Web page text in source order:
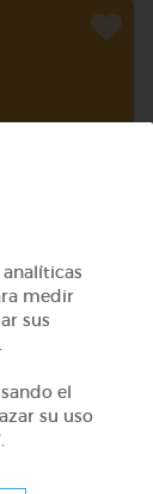
medir
sus
el
su uso